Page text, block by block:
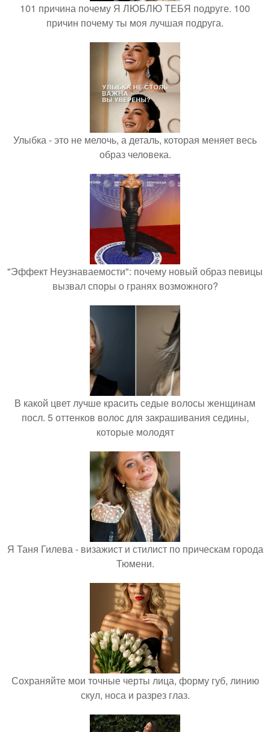
101 причина почему Я ЛЮБЛЮ ТЕБЯ подруге. 100
причин почему ты моя лучшая подруга.
Улыбка - это не мелочь, а деталь, которая меняет весь
образ человека.
"Эффект Неузнаваемости": почему новый образ певицы
вызвал споры о гранях возможного?
В какой цвет лучше красить седые волосы женщинам
посл. 5 оттенков волос для закрашивания седины,
которые молодят
Я Таня Гилева - визажист и стилист по прическам города
Тюмени.
Сохраняйте мои точные черты лица, форму губ, линию
скул, носа и разрез глаз.